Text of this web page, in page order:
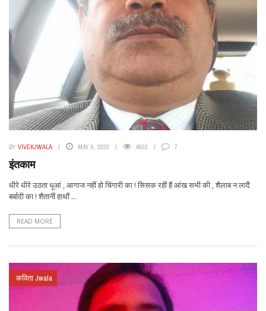
BY VIVEKJWALA MAY 6, 2020 4503 7
इंतकाम
धीरे धीरे उठता धूआं , आगाज नहीं हो चिंगारी का ! सिसक रहीं हैं आंख सभी की , शैलाब न लादैं
बर्बादी का ! शैतानीं हाथौं ...
READ MORE
कविता Jwala